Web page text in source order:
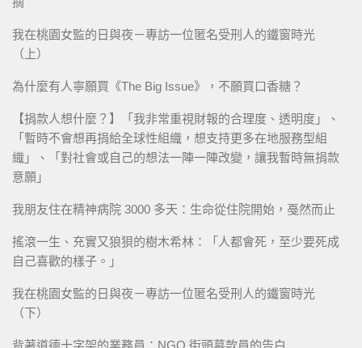
我在桃園女監的日與夜－專訪一位匿名受刑人的鐵窗時光
（上）
為什麼有人寧願買《The Big Issue》，不願買口香糖？
【捐款人想什麼？】「我非常重視財報的合理度、透明度」、
「暫時不會想再捐給全球性組織，想支持更多在地服務型組
織」、「對社會或自己的想法一陣一陣改變，讓我暫時無捐款
意願」
我朋友住在精神病院 3000 多天：生命從住院開始，戞然而止
搖滾一生、充實又狼狽的樹木希林：「人都會死，至少要死成
自己喜歡的樣子。」
我在桃園女監的日與夜－專訪一位匿名受刑人的鐵窗時光
（下）
背著道德十字架的業務員：NGO 街頭募款員的告白